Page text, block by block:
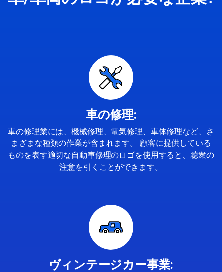
車の修理:
車の修理業には、機械修理、電気修理、車体修理など、さ
まざまな種類の作業が含まれます。 顧客に提供している
ものを表す適切な自動車修理のロゴを使用すると、聴衆の
注意を引くことができます。
ヴィンテージカー事業: